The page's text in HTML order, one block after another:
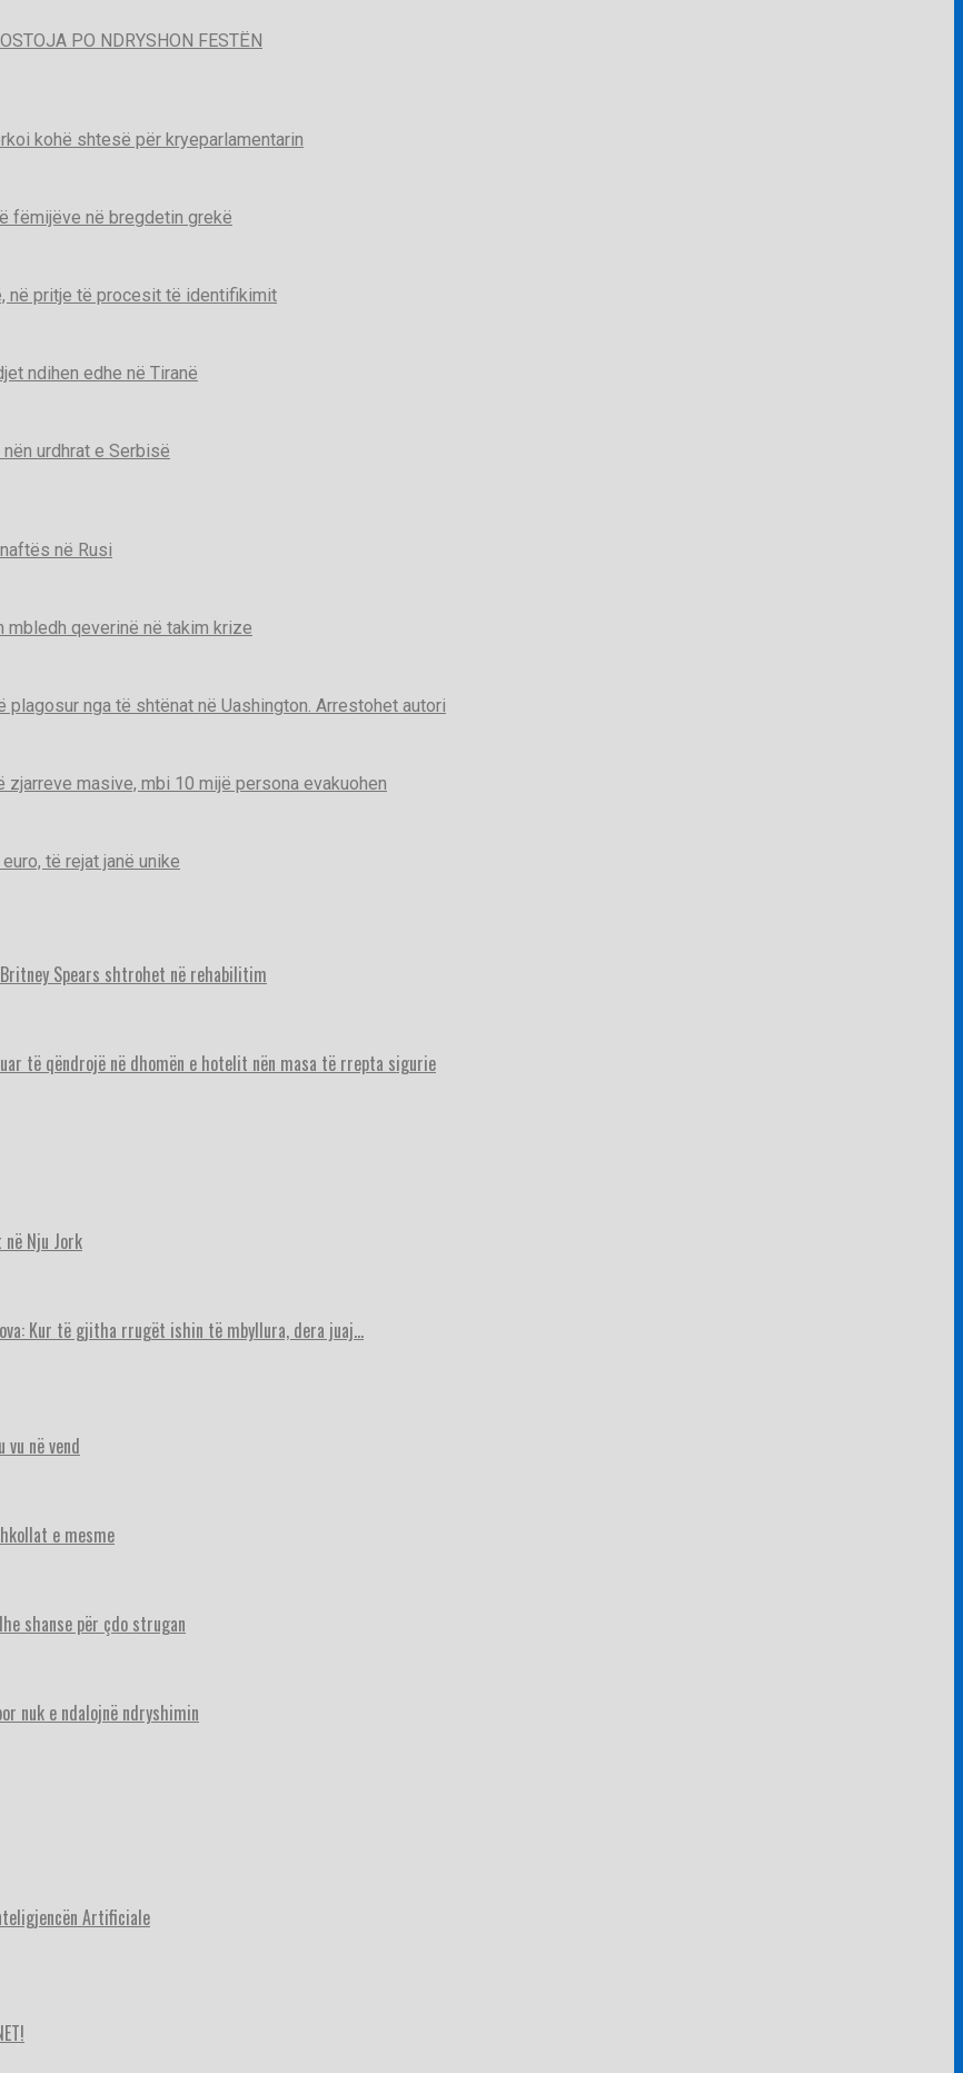
PO NDRYSHON FESTËN
kohë shtesë për kryeparlamentarin
fëmijëve në bregdetin grekë
në pritje të procesit të identifikimit
ndihen edhe në Tiranë
urdhrat e Serbisë
në Rusi
mbledh qeverinë në takim krize
nga të shtënat në Uashington. Arrestohet autori
masive, mbi 10 mijë persona evakuohen
të rejat janë unike
Spears shtrohet në rehabilitim
të qëndrojë në dhomën e hotelit nën masa të rrepta sigurie
Nju Jork
Kur të gjitha rrugët ishin të mbyllura, dera juaj…
në vend
e mesme
shanse për çdo strugan
nuk e ndalojnë ndryshimin
Artificiale